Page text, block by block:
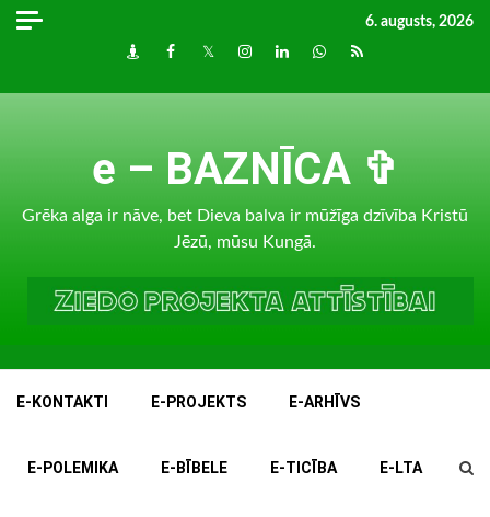
Skip
6. augusts, 2026
DraugiemFacebook
TwitterInstagram
LinkedInwhatsapp
RSS
e – BAZNĪCA ✞
Grēka alga ir nāve, bet Dieva balva ir mūžīga dzīvība Kristū
Jēzū, mūsu Kungā.
E-KONTAKTI E-PROJEKTS E-ARHĪVS
E-POLEMIKA E-BĪBELE E-TICĪBA E-LTA